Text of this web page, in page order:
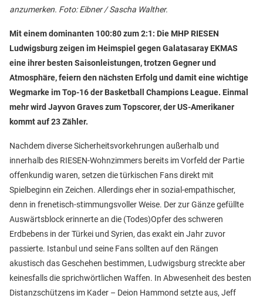
anzumerken. Foto: Eibner / Sascha Walther.
Mit einem dominanten 100:80 zum 2:1: Die MHP RIESEN
Ludwigsburg zeigen im Heimspiel gegen Galatasaray EKMAS
eine ihrer besten Saisonleistungen, trotzen Gegner und
Atmosphäre, feiern den nächsten Erfolg und damit eine wichtige
Wegmarke im Top-16 der Basketball Champions League. Einmal
mehr wird Jayvon Graves zum Topscorer, der US-Amerikaner
kommt auf 23 Zähler.
Nachdem diverse Sicherheitsvorkehrungen außerhalb und
innerhalb des RIESEN-Wohnzimmers bereits im Vorfeld der Partie
offenkundig waren, setzen die türkischen Fans direkt mit
Spielbeginn ein Zeichen. Allerdings eher in sozial-empathischer,
denn in frenetisch-stimmungsvoller Weise. Der zur Gänze gefüllte
Auswärtsblock erinnerte an die (Todes)Opfer des schweren
Erdbebens in der Türkei und Syrien, das exakt ein Jahr zuvor
passierte. Istanbul und seine Fans sollten auf den Rängen
akustisch das Geschehen bestimmen, Ludwigsburg streckte aber
keinesfalls die sprichwörtlichen Waffen. In Abwesenheit des besten
Distanzschützens im Kader – Deion Hammond setzte aus, Jeff